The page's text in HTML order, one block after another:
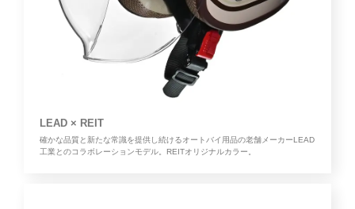
LEAD × REIT
確かな品質と新たな常識を提供し続けるオートバイ用品の老舗メーカーLEAD
工業とのコラボレーションモデル。REITオリジナルカラー。